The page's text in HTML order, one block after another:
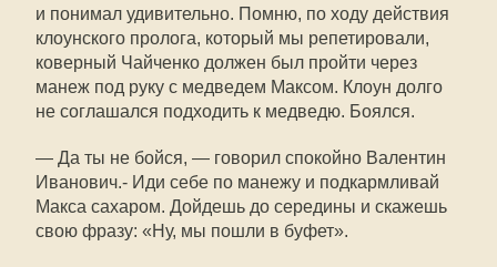
и понимал удивительно. Помню, по ходу действия
клоунского пролога, который мы репетировали,
коверный Чайченко должен был пройти через
манеж под руку с медведем Максом. Клоун долго
не соглашался подходить к медведю. Боялся.
— Да ты не бойся, — говорил спокойно Валентин
Иванович.- Иди себе по манежу и подкармливай
Макса сахаром. Дойдешь до середины и скажешь
свою фразу: «Ну, мы пошли в буфет».